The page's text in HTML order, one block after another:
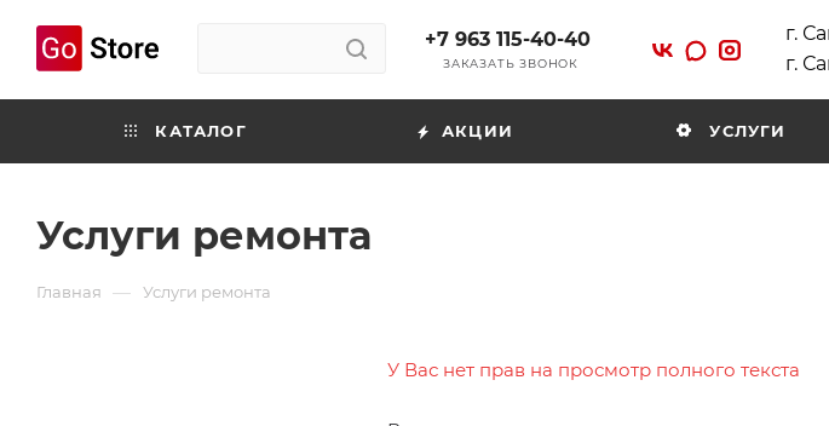
+7 963 115-40-40
ЗАКАЗАТЬ ЗВОНОК
г.
г.
КАТАЛОГ АКЦИИ УСЛУГИ
Услуги ремонта
Главная — Услуги ремонта
У Вас нет прав на просмотр полного текста